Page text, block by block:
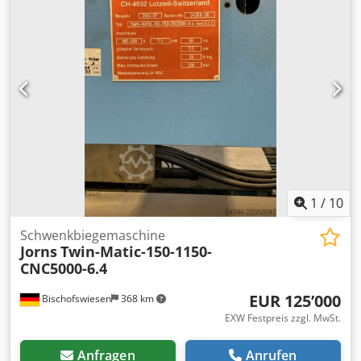
seitlich nochmal kanten kann kostenfreie Verladung
möglich für rund 2000€ kann ich derzeit noch eine
Rollenschere dazu organisieren Sie erhalten eine
Rechnung nach §25 aUstg Speditionen kann ich vermitteln
wenn gewünscht Kostenfreie Verladung wie auf den
Bildern zu sehen Dedpfx Aszcw Ucjbajkr Besichtigung und
etwas für sie tun kann bitte rufen sie mich kurz an - Danke
Abholung sollte innerhalb von 8 Tagen nach Ablauf der
Auktion stattfinden. Standort: 97249 Eisingen (3 Minuten
von der Autobahn entfernt) Artikelnummer
1 / 10
Bischofswiesen 368 km
Schwenkbiegemaschine
JornsTwin-Matic-150-1150-
CNC5000-6.4
EUR 125’000
EXW Festpreis zzgl. MwSt.
Anfragen Anrufen